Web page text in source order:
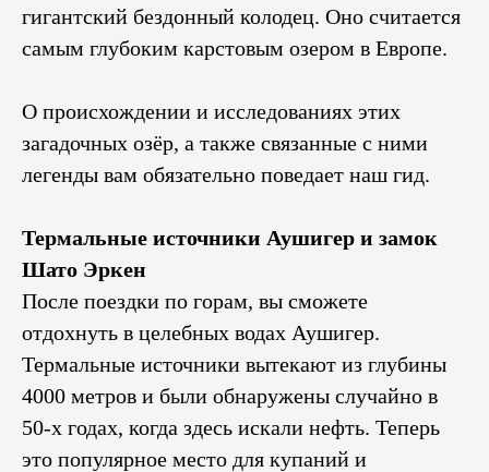
гигантский бездонный колодец. Оно считается
самым глубоким карстовым озером в Европе.
О происхождении и исследованиях этих
загадочных озёр, а также связанные с ними
легенды вам обязательно поведает наш гид.
Термальные источники Аушигер и замок
Шато Эркен
После поездки по горам, вы сможете
отдохнуть в целебных водах Аушигер.
Термальные источники вытекают из глубины
4000 метров и были обнаружены случайно в
50-х годах, когда здесь искали нефть. Теперь
это популярное место для купаний и